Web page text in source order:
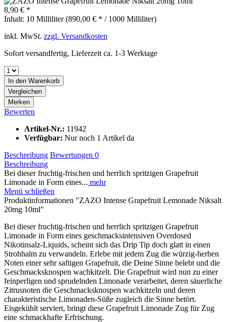
8,90 € *
Inhalt: 10 Milliliter (890,00 € * / 1000 Milliliter)
inkl. MwSt. zzgl. Versandkosten
Sofort versandfertig, Lieferzeit ca. 1-3 Werktage
In den Warenkorb
Vergleichen
Merken
Bewerten
Artikel-Nr.: 11942
Verfügbar: Nur noch 1 Artikel da
Beschreibung Bewertungen 0
Beschreibung
Bei dieser fruchtig-frischen und herrlich spritzigen Grapefruit
Limonade in Form eines... mehr
Menü schließen
Produktinformationen "ZAZO Intense Grapefruit Lemonade Niksalt
20mg 10ml"
Bei dieser fruchtig-frischen und herrlich spritzigen Grapefruit
Limonade in Form eines geschmacksintensiven Overdosed
Nikotinsalz-Liquids, scheint sich das Drip Tip doch glatt in einen
Strohhalm zu verwandeln. Erlebe mit jedem Zug die würzig-herben
Noten einer sehr saftigen Grapefruit, die Deine Sinne belebt und die
Geschmacksknospen wachkitzelt. Die Grapefruit wird nun zu einer
feinperligen und sprudelnden Limonade verarbeitet, deren säuerliche
Zitrusnoten die Geschmacksknospen wachkitzeln und deren
charakteristische Limonaden-Süße zugleich die Sinne betört.
Eisgekühlt serviert, bringt diese Grapefruit Limonade Zug für Zug
eine schmackhafte Erfrischung.